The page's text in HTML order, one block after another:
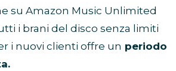
su Amazon Music Unlimited
i brani del disco senza limiti
i nuovi clienti offre un periodo